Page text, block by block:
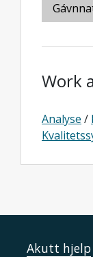
Work
Analyse /
Akutt hjelp